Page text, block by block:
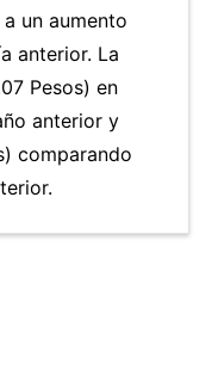
un aumento
anterior. La
Pesos) en
anterior y
comparando